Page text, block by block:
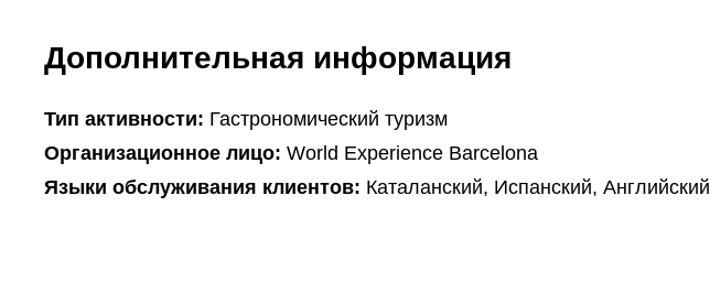
Дополнительная информация
Тип активности: Гастрономический туризм
Организационное лицо: World Experience Barcelona
Языки обслуживания клиентов: Каталанский, Испанский, Английский